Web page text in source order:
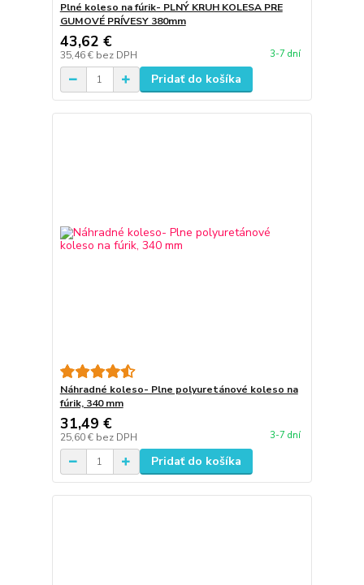
Plné koleso na fúrik- PLNÝ KRUH KOLESA PRE
GUMOVÉ PRÍVESY 380mm
43,62 €
35,46 € bez DPH 3-7 dní
Pridať do košíka
Náhradné koleso- Plne polyuretánové koleso na
fúrik, 340 mm
31,49 €
25,60 € bez DPH 3-7 dní
Pridať do košíka